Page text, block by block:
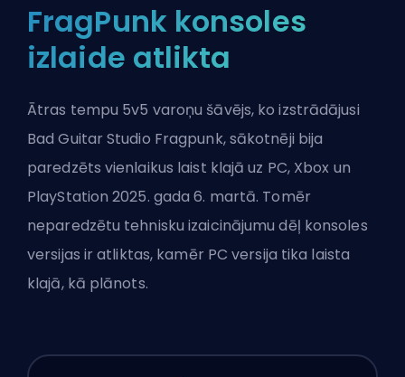
FragPunk konsoles
izlaide atlikta
Ātras tempu 5v5 varoņu šāvējs, ko izstrādājusi
Bad Guitar Studio Fragpunk, sākotnēji bija
paredzēts vienlaikus laist klajā uz PC, Xbox un
PlayStation 2025. gada 6. martā. Tomēr
neparedzētu tehnisku izaicinājumu dēļ konsoles
versijas ir atliktas, kamēr PC versija tika laista
klajā, kā plānots.